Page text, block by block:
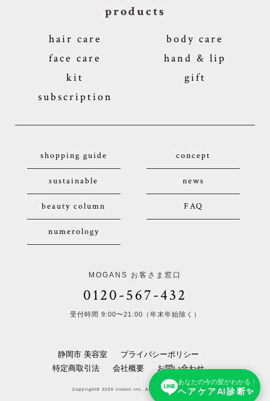
あなたの今の髪がわかる！
ヘアケアAI診断✨
products
hair care
body care
face care
hand & lip
kit
gift
subscription
shopping guide concept
sustainable news
beauty column FAQ
numerology
MOGANS お客さま窓口
0120-567-432
受付時間 9:00〜21:00（年末年始除く）
静岡市 美容室
プライバシーポリシー
特定商取引法
会社概要 お問い合わせ
Copyright© 2026 irodori inc. All Rights Reserved.